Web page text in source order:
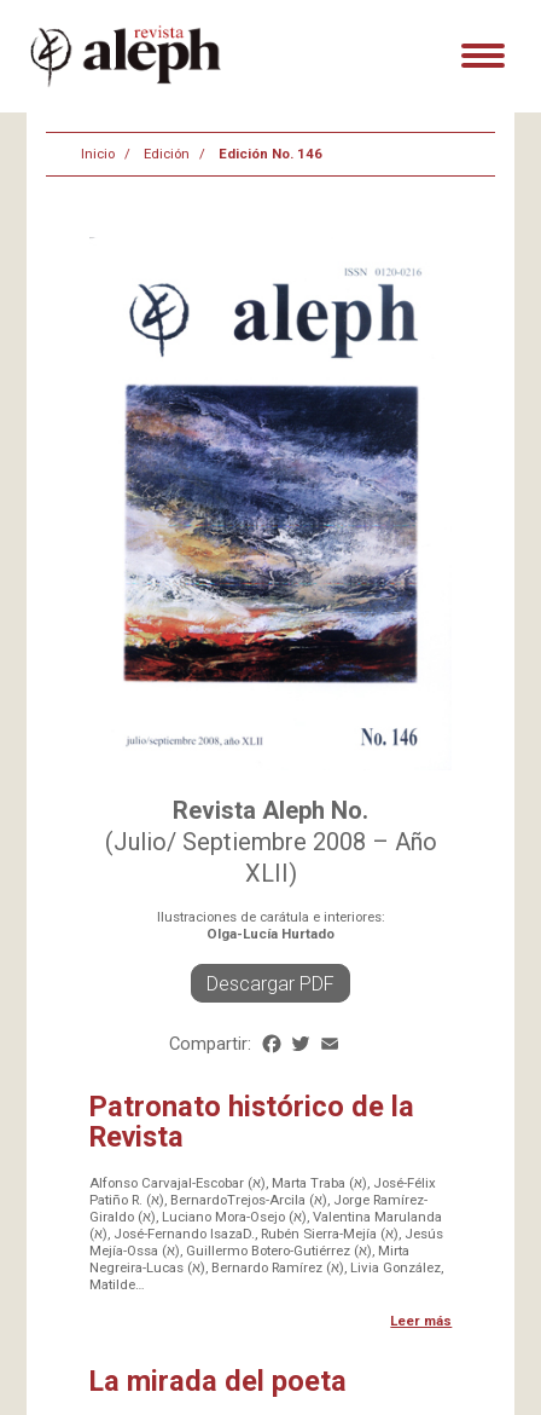
Inicio Edición Edición No. 146
Revista Aleph No.
(Julio/ Septiembre 2008 – Año
XLII)
Ilustraciones de carátula e interiores:
Olga-Lucía Hurtado
Descargar PDF
Compartir: Facebook
Twitter
Patronato histórico de la
Revista
Alfonso Carvajal-Escobar (א), Marta Traba (א), José-Félix
Patiño R. (א), BernardoTrejos-Arcila (א), Jorge Ramírez-
Giraldo (א), Luciano Mora-Osejo (א), Valentina Marulanda
(א), José-Fernando IsazaD., Rubén Sierra-Mejía (א), Jesús
Mejía-Ossa (א), Guillermo Botero-Gutiérrez (א), Mirta
Negreira-Lucas (א), Bernardo Ramírez (א), Livia González,
Matilde…
Leer más
La mirada del poeta